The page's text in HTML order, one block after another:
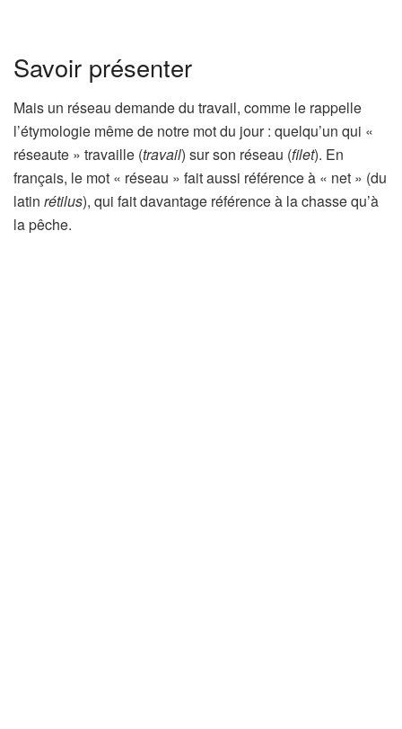
Savoir présenter
Mais un réseau demande du travail, comme le rappelle
l’étymologie même de notre mot du jour : quelqu’un qui «
réseaute » travaille (travail) sur son réseau (filet). En
français, le mot « réseau » fait aussi référence à « net » (du
latin rétilus), qui fait davantage référence à la chasse qu’à
la pêche.